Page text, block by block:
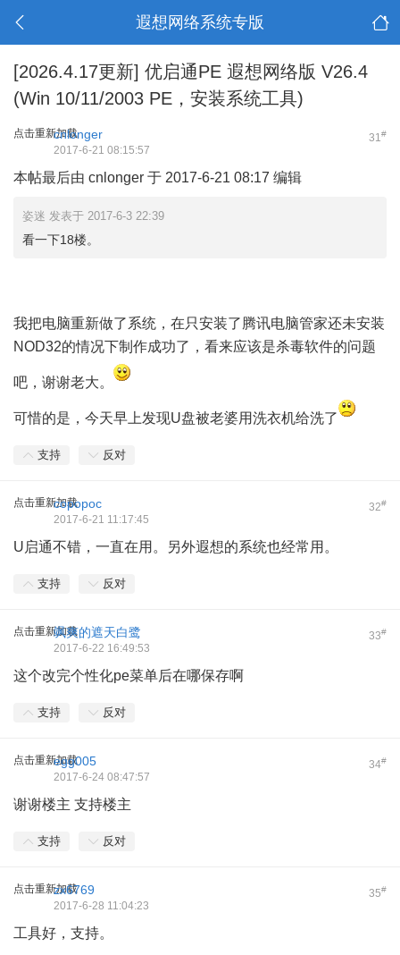
遐想网络系统专版
[2026.4.17更新] 优启通PE 遐想网络版 V26.4
(Win 10/11/2003 PE，安装系统工具)
点击重新加载 31#
cnlonger
2017-6-21 08:15:57
本帖最后由 cnlonger 于 2017-6-21 08:17 编辑
姿迷 发表于 2017-6-3 22:39
看一下18楼。
我把电脑重新做了系统，在只安装了腾讯电脑管家还未安装
NOD32的情况下制作成功了，看来应该是杀毒软件的问题
吧，谢谢老大。
可惜的是，今天早上发现U盘被老婆用洗衣机给洗了
支持 反对
点击重新加载 32#
copopoc
2017-6-21 11:17:45
U启通不错，一直在用。另外遐想的系统也经常用。
支持 反对
点击重新加载 33#
飒爽的遮天白鹭
2017-6-22 16:49:53
这个改完个性化pe菜单后在哪保存啊
支持 反对
点击重新加载 34#
egg005
2017-6-24 08:47:57
谢谢楼主 支持楼主
支持 反对
点击重新加载 35#
zx6769
2017-6-28 11:04:23
工具好，支持。